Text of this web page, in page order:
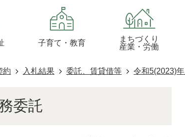
子育て・教育
まちづくり
産業・労働
約 入札結果 委託、賃貸借等 令和5(2023)
委託